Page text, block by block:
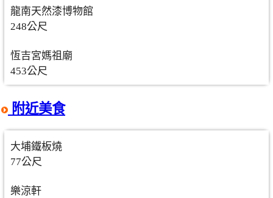
龍南天然漆博物館
248公尺
恆吉宮媽祖廟
453公尺
附近美食
大埔鐵板燒
77公尺
樂涼軒